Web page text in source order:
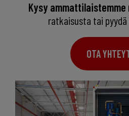
Kysy ammattilaistemme
ratkaisusta tai
OTA